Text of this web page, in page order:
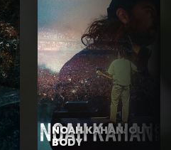
NOAH KAHAN: OUT OF
BODY